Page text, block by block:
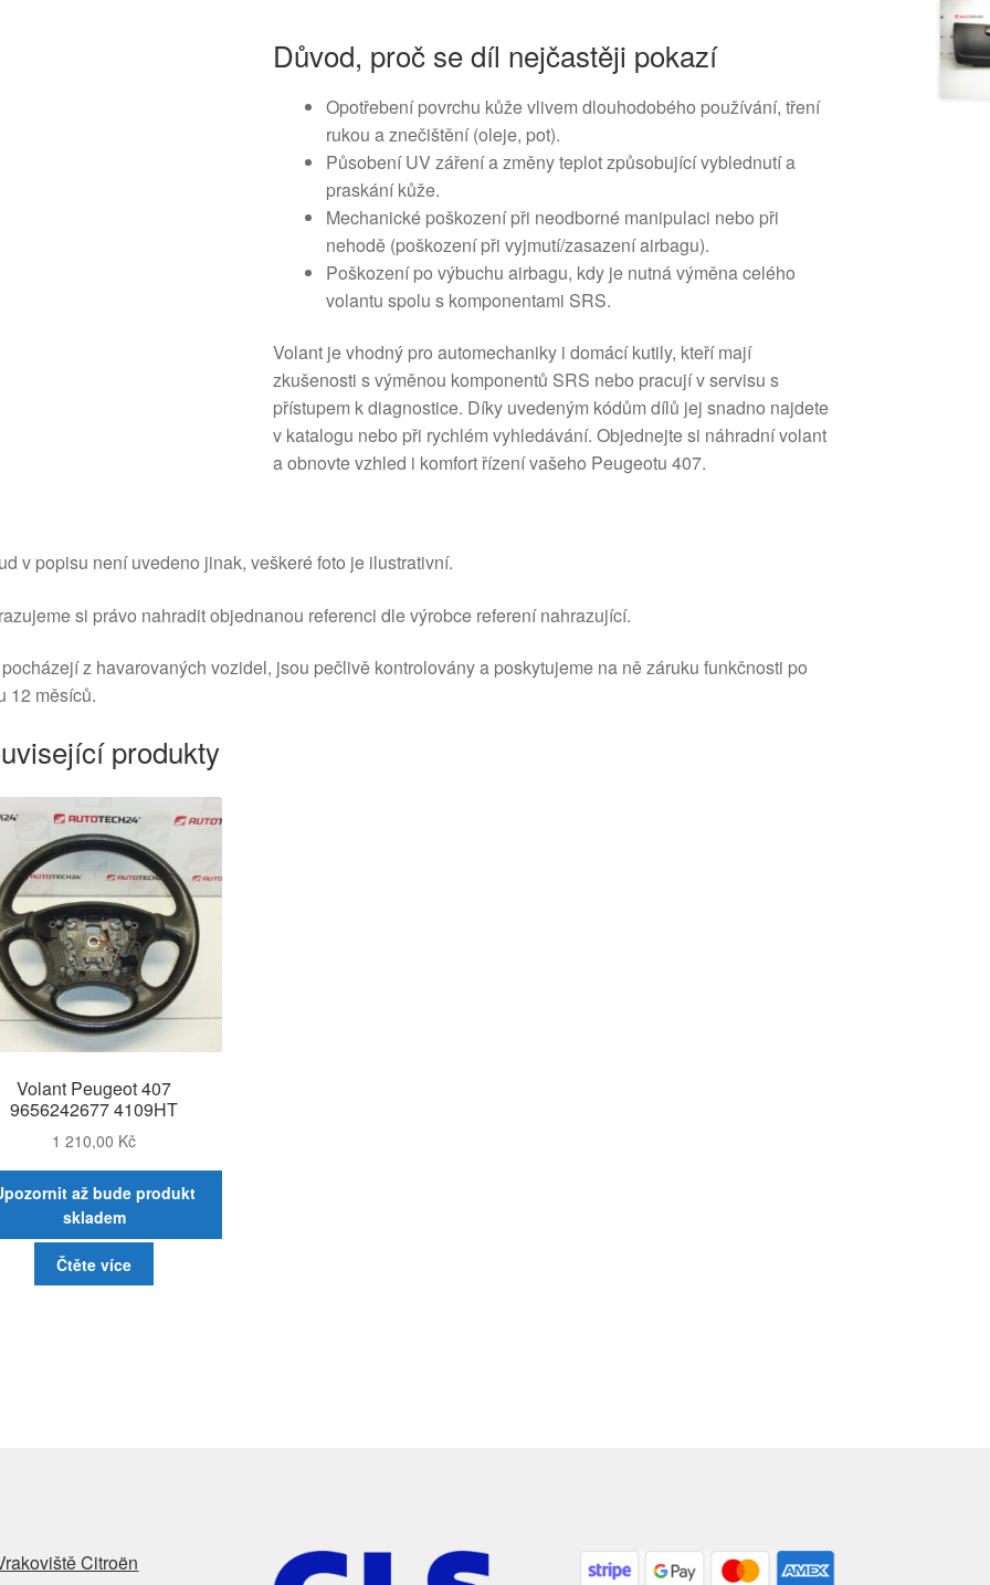
Důvod, proč se díl nejčastěji pokazí
Opotřebení povrchu kůže vlivem dlouhodobého používání, tření
rukou a znečištění (oleje, pot).
Působení UV záření a změny teplot způsobující vyblednutí a
praskání kůže.
Mechanické poškození při neodborné manipulaci nebo při
nehodě (poškození při vyjmutí/zasazení airbagu).
Poškození po výbuchu airbagu, kdy je nutná výměna celého
volantu spolu s komponentami SRS.
Volant je vhodný pro automechaniky i domácí kutily, kteří mají
zkušenosti s výměnou komponentů SRS nebo pracují v servisu s
přístupem k diagnostice. Díky uvedeným kódům dílů jej snadno najdete
v katalogu nebo při rychlém vyhledávání. Objednejte si náhradní volant
a obnovte vzhled i komfort řízení vašeho Peugeotu 407.
v popisu není uvedeno jinak, veškeré foto je ilustrativní.
si právo nahradit objednanou referenci dle výrobce referení nahrazující.
z havarovaných vozidel, jsou pečlivě kontrolovány a poskytujeme na ně záruku funkčnosti po
12 měsíců.
produkty
Volant Peugeot 407
9656242677 4109HT
1 210,00 Kč
až bude produkt
skladem
Čtěte více
Citroën